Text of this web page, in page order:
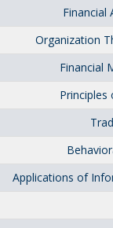
Financial
Organization
Financial
Applications of